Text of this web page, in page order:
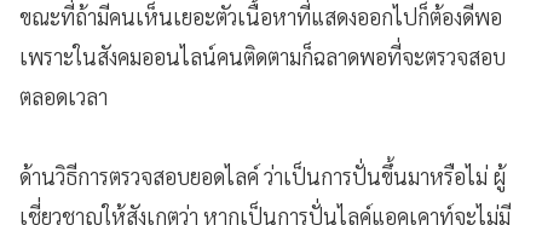
ขณะที่ถ้ามีคนเห็นเยอะตัวเนื้อหาที่แสดงออกไปก็ต้องดีพอ
เพราะในสังคมออนไลน์คนติดตามก็ฉลาดพอที่จะตรวจสอบ
ตลอดเวลา
ด้านวิธีการตรวจสอบยอดไลค์ ว่าเป็นการปั่นขึ้นมาหรือไม่ ผู้
เชี่ยวชาญให้สังเกตว่า หากเป็นการปั่นไลค์แอคเคาท์จะไม่มี